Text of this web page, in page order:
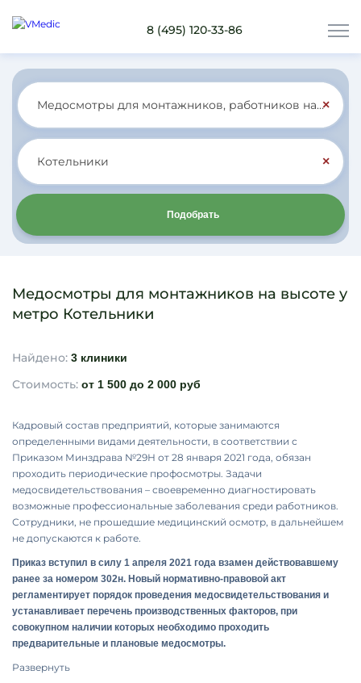
8 (495) 120-33-86
×
×
Подобрать
Медосмотры для монтажников на высоте у
метро Котельники
Найдено: 3 клиники
Стоимость: от 1 500 до 2 000 руб
Кадровый состав предприятий, которые занимаются
определенными видами деятельности, в соответствии с
Приказом Минздрава №29Н от 28 января 2021 года, обязан
проходить периодические профосмотры. Задачи
медосвидетельствования – своевременно диагностировать
возможные профессиональные заболевания среди работников.
Сотрудники, не прошедшие медицинский осмотр, в дальнейшем
не допускаются к работе.
Приказ вступил в силу 1 апреля 2021 года взамен действовавшему
ранее за номером 302н. Новый нормативно-правовой акт
регламентирует порядок проведения медосвидетельствования и
устанавливает перечень производственных факторов, при
совокупном наличии которых необходимо проходить
предварительные и плановые медосмотры.
Развернуть